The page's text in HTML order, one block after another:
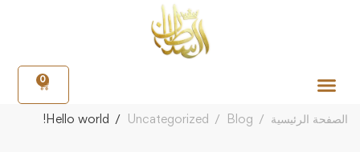
0
الصفحة الرئيسية Blog
Uncategorized
Hello world!